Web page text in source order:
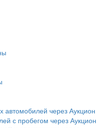
автомобилей через Аукцион
с пробегом через Аукцион